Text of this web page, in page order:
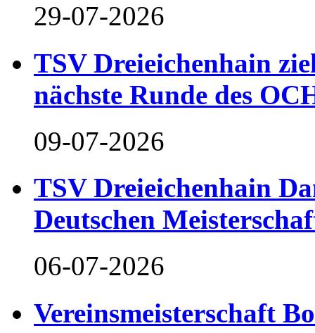
29-07-2026
TSV Dreieichenhain
nächste Runde des
09-07-2026
TSV Dreieichenhain
Deutschen
06-07-2026
Vereinsmeisterschaft